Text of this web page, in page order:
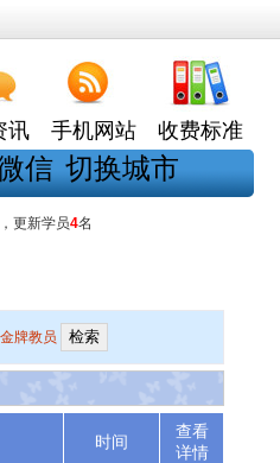
讯 手机网站 收费标准
信 切换城市
更新学员4名
金牌教员
时间
查看
详情